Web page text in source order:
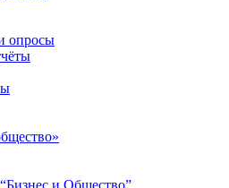
опросы
и Общество”